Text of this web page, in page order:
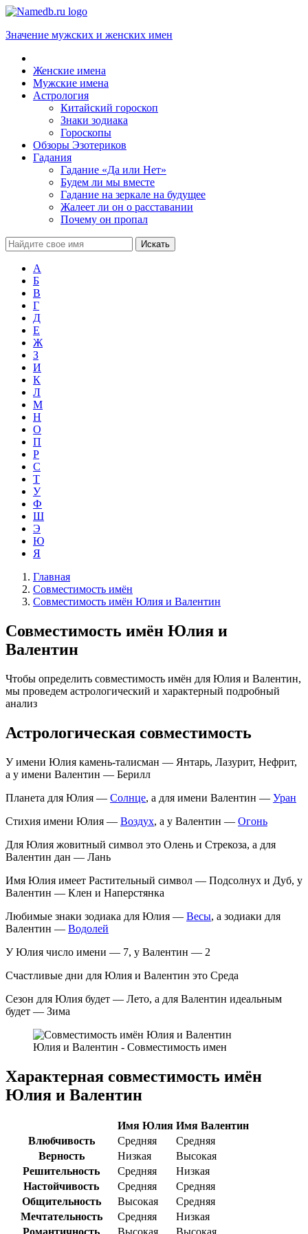
Значение мужских и женских имен
Женские имена
Мужские имена
Астрология
Китайский гороскоп
Знаки зодиака
Гороскопы
Обзоры Эзотериков
Гадания
Гадание «Да или Нет»
Будем ли мы вместе
Гадание на зеркале на будущее
Жалеет ли он о расставании
Почему он пропал
А
Б
В
Г
Д
Е
Ж
З
И
К
Л
М
Н
О
П
Р
С
Т
У
Ф
Ш
Э
Ю
Я
Главная
Совместимость имён
Совместимость имён Юлия и Валентин
Совместимость имён Юлия и
Валентин
Чтобы определить совместимость имён для Юлия и Валентин,
мы проведем астрологический и характерный подробный
анализ
Астрологическая совместимость
У имени Юлия камень-талисман — Янтарь, Лазурит, Нефрит,
а у имени Валентин — Берилл
Планета для Юлия — Солнце, а для имени Валентин — Уран
Стихия имени Юлия — Воздух, а у Валентин — Огонь
Для Юлия жовитный символ это Олень и Стрекоза, а для
Валентин дан — Лань
Имя Юлия имеет Растительный символ — Подсолнух и Дуб, у
Валентин — Клен и Наперстянка
Любимые знаки зодиака для Юлия — Весы, а зодиаки для
Валентин — Водолей
У Юлия число имени — 7, у Валентин — 2
Счастливые дни для Юлия и Валентин это Среда
Сезон для Юлия будет — Лето, а для Валентин идеальным
будет — Зима
Юлия и Валентин - Совместимость имен
Характерная совместимость имён
Юлия и Валентин
Имя Юлия Имя Валентин
Влюбчивость
Средняя
Средняя
Верность
Низкая
Высокая
Решительность
Средняя
Низкая
Настойчивость
Средняя
Средняя
Общительность
Высокая
Средняя
Мечтательность
Средняя
Низкая